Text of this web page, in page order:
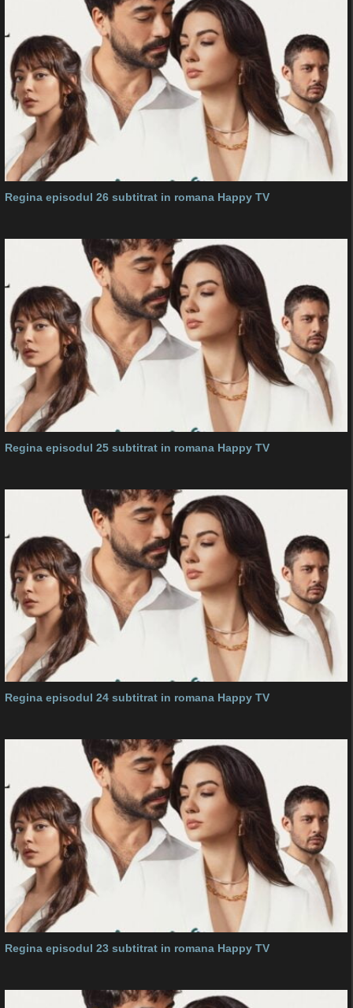
Regina episodul 26 subtitrat in romana Happy TV
Regina episodul 25 subtitrat in romana Happy TV
Regina episodul 24 subtitrat in romana Happy TV
Regina episodul 23 subtitrat in romana Happy TV